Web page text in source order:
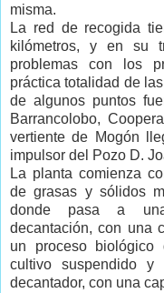
misma.
La red de recogida
kilómetros, y en su
problemas con los
práctica totalidad de
de algunos puntos
Barrancolobo,
vertiente de Mogón
impulsor del Pozo D.
La planta comienza
de grasas y sólidos
donde pasa a una
decantación, con una
un proceso biológico
cultivo suspendido y
decantador, con una